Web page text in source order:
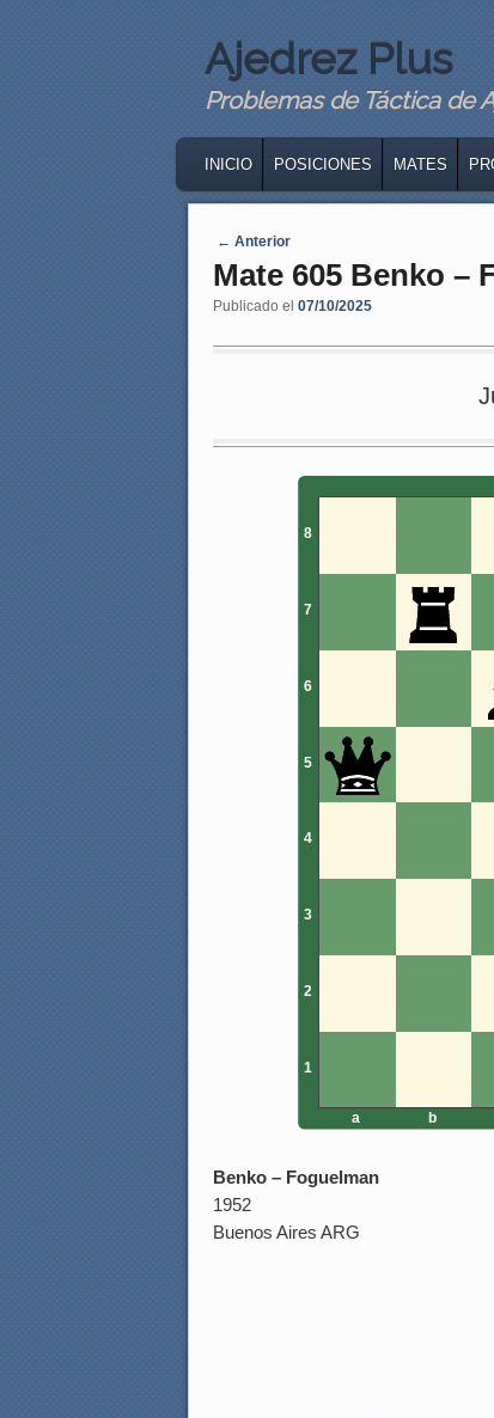
Ajedrez Plus
Problemas de Táctica de
SKIP TO PRIMARY CONTENT
SKIP TO SECONDARY CONTENT
INICIO POSICIONES MATES
Navegaci�n de entradas
← Anterior
Mate 605 Benko –
Publicado el 07/10/2025
8
7
6
5
4
3
2
1
a b
Benko – Foguelman
1952
Buenos Aires ARG